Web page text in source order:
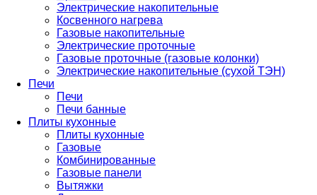
Электрические накопительные
Косвенного нагрева
Газовые накопительные
Электрические проточные
Газовые проточные (газовые колонки)
Электрические накопительные (сухой ТЭН)
Печи
Печи
Печи банные
Плиты кухонные
Плиты кухонные
Газовые
Комбинированные
Газовые панели
Вытяжки